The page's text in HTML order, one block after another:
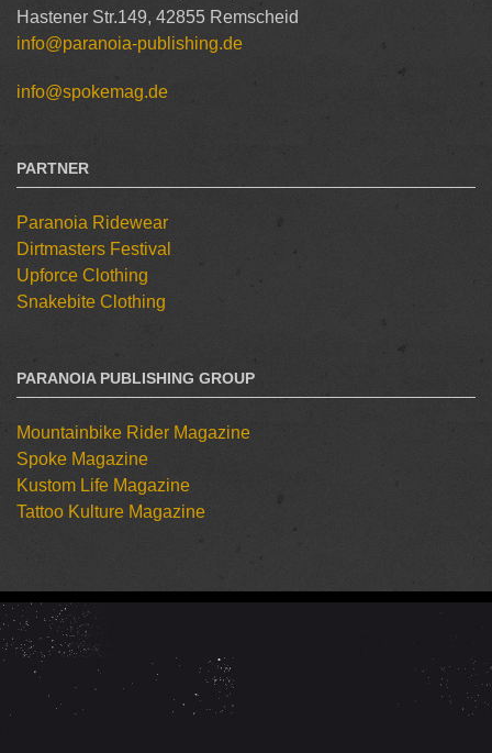
Hastener Str.149, 42855 Remscheid
info@paranoia-publishing.de
info@spokemag.de
PARTNER
Paranoia Ridewear
Dirtmasters Festival
Upforce Clothing
Snakebite Clothing
PARANOIA PUBLISHING GROUP
Mountainbike Rider Magazine
Spoke Magazine
Kustom Life Magazine
Tattoo Kulture Magazine